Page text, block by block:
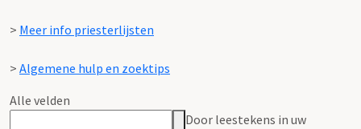
> Meer info priesterlijsten
> Algemene hulp en zoektips
Alle velden
Door leestekens in uw